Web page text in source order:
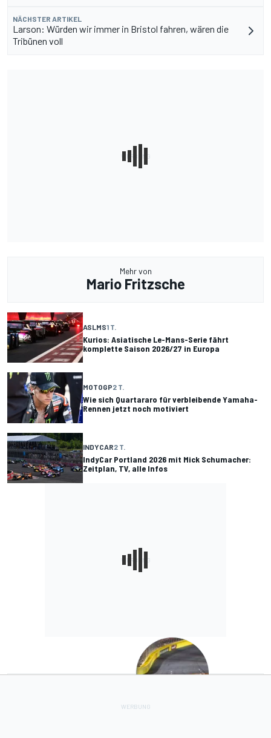
NÄCHSTER ARTIKEL
Larson: Würden wir immer in Bristol fahren, wären die
Tribünen voll
Mehr von
Mario Fritzsche
ASLMS1 T.
Kurios: Asiatische Le-Mans-Serie fährt
komplette Saison 2026/27 in Europa
MOTOGP2 T.
Wie sich Quartararo für verbleibende Yamaha-
Rennen jetzt noch motiviert
INDYCAR2 T.
IndyCar Portland 2026 mit Mick Schumacher:
Zeitplan, TV, alle Infos